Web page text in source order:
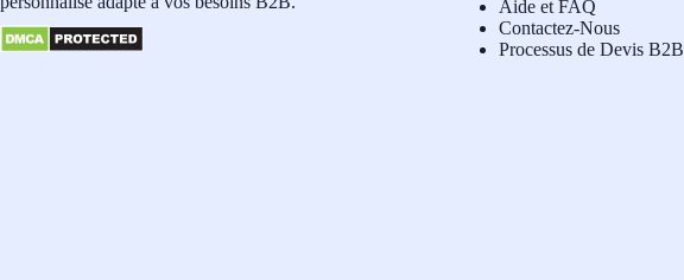
Aide et FAQ
Contactez-Nous
Processus de Devis B2B